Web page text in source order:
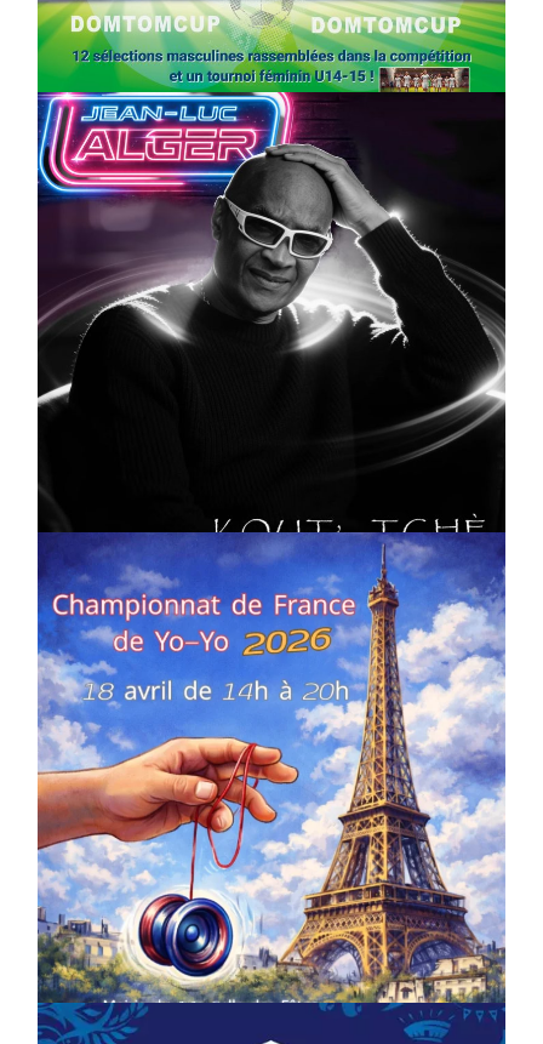
Foot : la DTC 2026 approche
On03/04/2026byWebmaster2Risi
CULTURE
Artiste W2R : Jean Luc ALGER
On
COMPÉTITIONS CULTURE EN FAMILLE JEUNESSE & SPORTS
Championnat de France de la FYYA
le 18 avril – Paris 14e
On18/03/2026byWebmaster2Risi